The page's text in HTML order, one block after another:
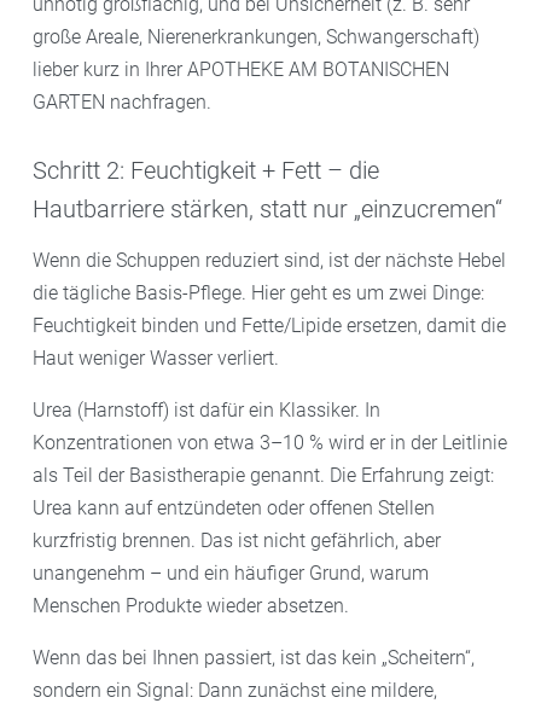
große Areale, Nierenerkrankungen, Schwangerschaft)
lieber kurz in Ihrer APOTHEKE AM BOTANISCHEN
GARTEN nachfragen.
Schritt 2: Feuchtigkeit + Fett – die
Hautbarriere stärken, statt nur „einzucremen“
Wenn die Schuppen reduziert sind, ist der nächste Hebel
die tägliche Basis-Pflege. Hier geht es um zwei Dinge:
Feuchtigkeit binden und Fette/Lipide ersetzen, damit die
Haut weniger Wasser verliert.
Urea (Harnstoff) ist dafür ein Klassiker. In
Konzentrationen von etwa 3–10 % wird er in der Leitlinie
als Teil der Basistherapie genannt. Die Erfahrung zeigt:
Urea kann auf entzündeten oder offenen Stellen
kurzfristig brennen. Das ist nicht gefährlich, aber
unangenehm – und ein häufiger Grund, warum
Menschen Produkte wieder absetzen.
Wenn das bei Ihnen passiert, ist das kein „Scheitern“,
sondern ein Signal: Dann zunächst eine mildere,